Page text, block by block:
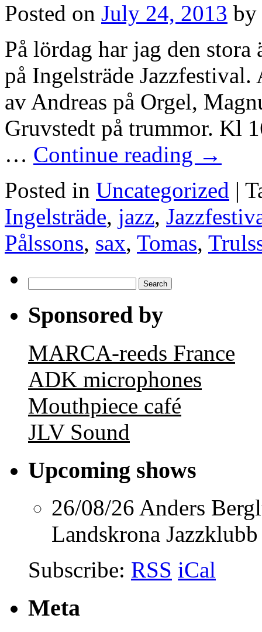
Posted on July 24, 2013 by
På lördag har jag den stora
på Ingelsträde Jazzfestival.
av Andreas på Orgel,
Gruvstedt på trummor. Kl
… Continue reading →
Posted in Uncategorized |
Ingelsträde, jazz,
Pålssons, sax, Tomas,
for:
Sponsored by
MARCA-reeds France
ADK microphones
Mouthpiece café
JLV Sound
Upcoming shows
26/08/26 Anders
Landskrona Jazzklubb
Subscribe: RSS iCal
Meta